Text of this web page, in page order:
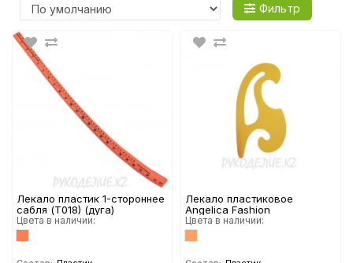
Фильтр
Лекало пластик 1-стороннее
сабля (Т018) (дуга)
Цвета в наличии:
Лекало пластиковое
Angelica Fashion
Цвета в наличии: